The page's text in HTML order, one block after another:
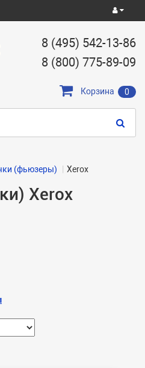
8 (495) 542-13-86
8 (800) 775-89-09
Корзина 0
(фьюзеры) Xerox
Xerox